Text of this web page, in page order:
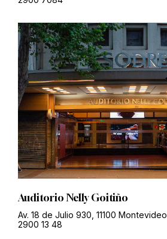
Auditorio Nelly Goitiño
Av. 18 de Julio 930, 11100 Montevideo
2900 13 48